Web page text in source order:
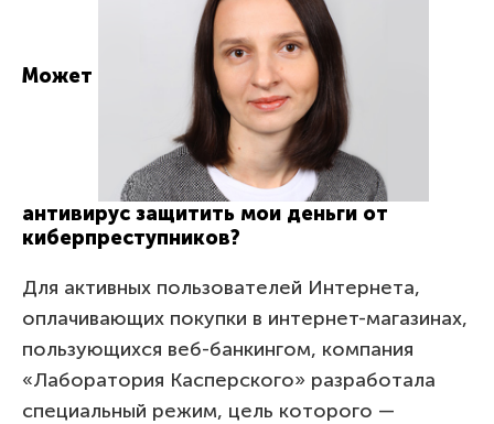
Может
антивирус защитить мои деньги от
киберпреступников?
Для активных пользователей Интернета,
оплачивающих покупки в интернет-магазинах,
пользующихся веб-банкингом, компания
«Лаборатория Касперского» разработала
специальный режим, цель которого —